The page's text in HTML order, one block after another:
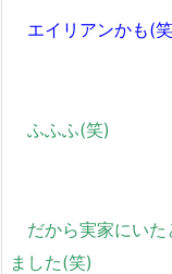
エイリアンかも(
ふふふ(笑)
だから実家にいた
ました(笑)